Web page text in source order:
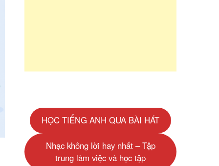
HỌC TIẾNG ANH QUA BÀI HÁT
Nhạc không lời hay nhất – Tập
trung làm việc và học tập